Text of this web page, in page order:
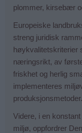
plommer, kirsebær
Europeiske
streng juridisk
høykvalitetskriterier
næringsrikt, av
friskhet og herlig
implementeres
produksjonsmetoder.
Videre, i en
miljø, oppfordrer